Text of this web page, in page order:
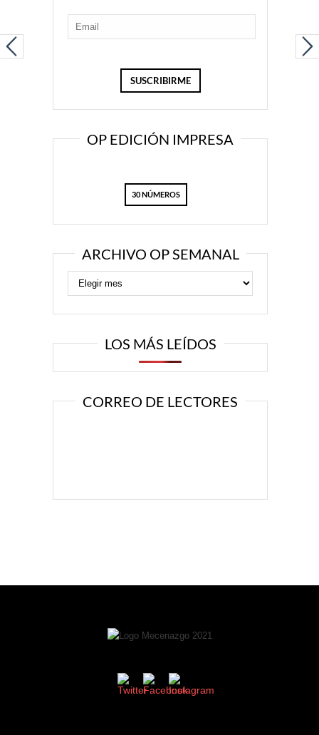
OP EDICIÓN IMPRESA
30 NÚMEROS
ARCHIVO OP SEMANAL
LOS MÁS LEÍDOS
CORREO DE LECTORES